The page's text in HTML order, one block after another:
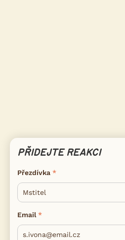
PŘIDEJTE REAKCI
Přezdívka
Email